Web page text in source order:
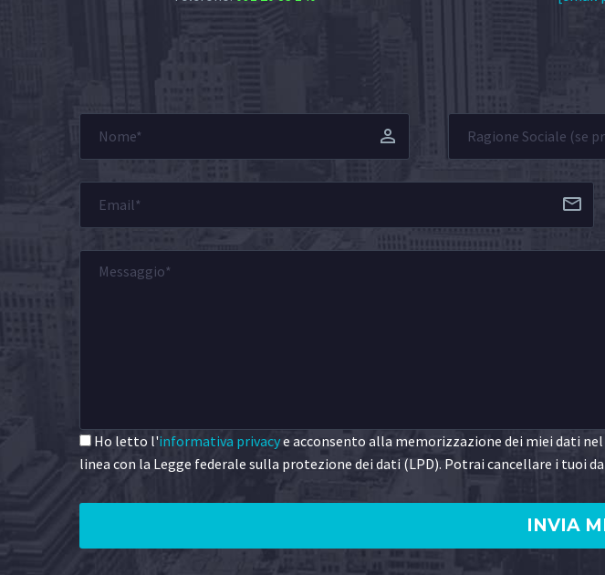
Ho letto l'informativa privacye acconsento alla memorizzazione dei miei dati
linea con la Legge federale sulla protezione dei dati (LPD). Potrai cancellare i tuoi